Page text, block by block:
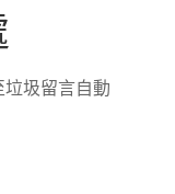
圾留言自動